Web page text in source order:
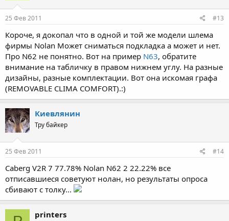
25 Фев 2011 #13
Короче, я докопал что в одной и той же модели шлема
фирмы Nolan Может сниматься подкладка а может и нет.
Про N62 не понятно. Вот на пример N63, обратите
внимание на табличку в правом нижнем углу. На разные
дизайны, разные комплектации. Вот она искомая графа
(REMOVABLE CLIMA COMFORT).:)
Киевлянин
Тру байкер
25 Фев 2011 #14
Caberg V2R 7 77.78% Nolan N62 2 22.22% все
отписавшиеся советуют нолан, но результаты опроса
сбивают с толку...
printers